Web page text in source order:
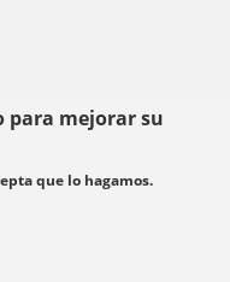
para mejorar su
que lo hagamos.